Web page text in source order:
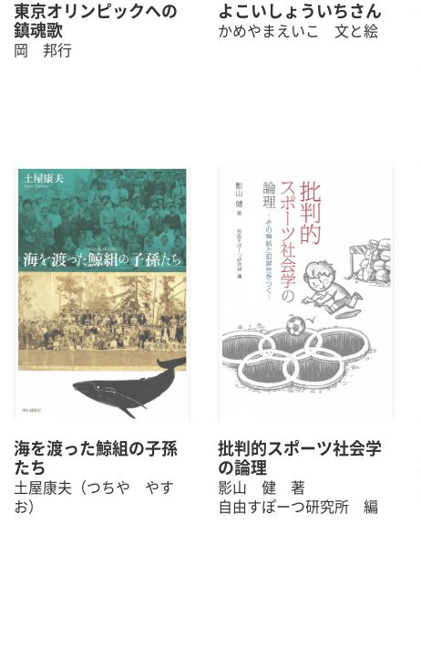
東京オリンピックへの
鎮魂歌
岡 邦行
よこいしょういちさん
かめやまえいこ 文と絵
海を渡った鯨組の子孫
たち
土屋康夫（つちや やす
お）
批判的スポーツ社会学
の論理
影山 健 著
自由すぽーつ研究所 編